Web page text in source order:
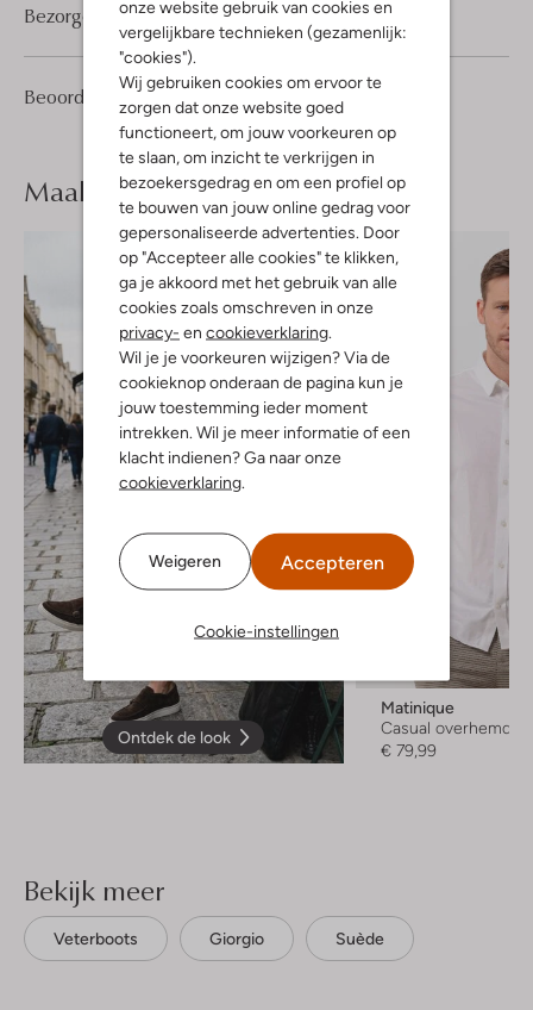
onze website gebruik van cookies en
vergelijkbare technieken (gezamenlijk:
"cookies").
Wij gebruiken cookies om ervoor te
zorgen dat onze website goed
functioneert, om jouw voorkeuren op
te slaan, om inzicht te verkrijgen in
bezoekersgedrag en om een profiel op
te bouwen van jouw online gedrag voor
gepersonaliseerde advertenties. Door
op "Accepteer alle cookies" te klikken,
ga je akkoord met het gebruik van alle
cookies zoals omschreven in onze
privacy- en cookieverklaring
Wil je je voorkeuren wijzigen? Via de
cookieknop onderaan de pagina kun je
jouw toestemming ieder moment
intrekken. Wil je meer informatie of een
klacht indienen? Ga naar onze
cookieverklaring
Weigeren Accepteren
Cookie-instellingen
Beoordelingen (1) 5
1
5
Sterren
Bezorgen & retourneren
Maak jelook compleet
Ontdek de look
Matinique
Casual overhemd
€ 79,99
Bekijk meer
Veterboots Giorgio Suède